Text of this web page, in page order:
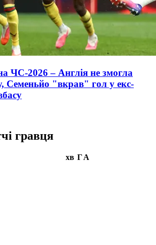
ЧС-2026 – Англія не змогла
Семеньйо "вкрав" гол у екс-
гравця
хв ГА